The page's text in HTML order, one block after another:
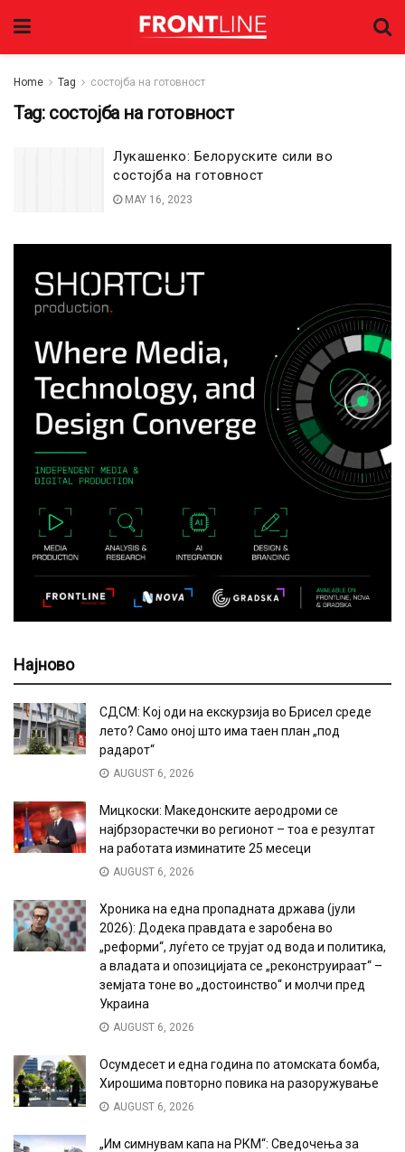
Home Tag состојба на готовност
Tag: состојба на готовност
Лукашенко: Белоруските сили во
состојба на готовност
MAY 16, 2023
Најново
СДСМ: Кој оди на екскурзија во Брисел среде
лето? Само оној што има таен план „под
радарот“
AUGUST 6, 2026
Мицкоски: Македонските аеродроми се
најбрзорастечки во регионот – тоа е резултат
на работата изминатите 25 месеци
AUGUST 6, 2026
Хроника на една пропадната држава (јули
2026): Додека правдата е заробена во
„реформи“, луѓето се трујат од вода и политика,
а владата и опозицијата се „реконструираат“ –
земјата тоне во „достоинство“ и молчи пред
Украина
AUGUST 6, 2026
Осумдесет и една година по атомската бомба,
Хирошима повторно повика на разоружување
AUGUST 6, 2026
„Им симнувам капа на РКМ“: Сведочења за